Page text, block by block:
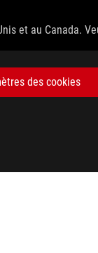
des cookies
et au Canada.
les pages de
of the host
sont